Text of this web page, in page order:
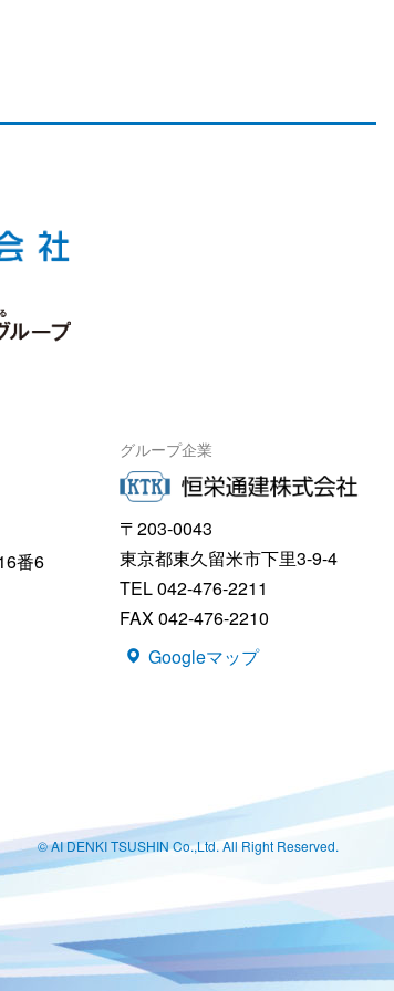
番6
グループ企業
〒203-0043
東京都東久留米市下里3-9-4
TEL 042-476-2211
FAX 042-476-2210
Googleマップ
© AI DENKI TSUSHIN Co.,Ltd. All Right Reserved.